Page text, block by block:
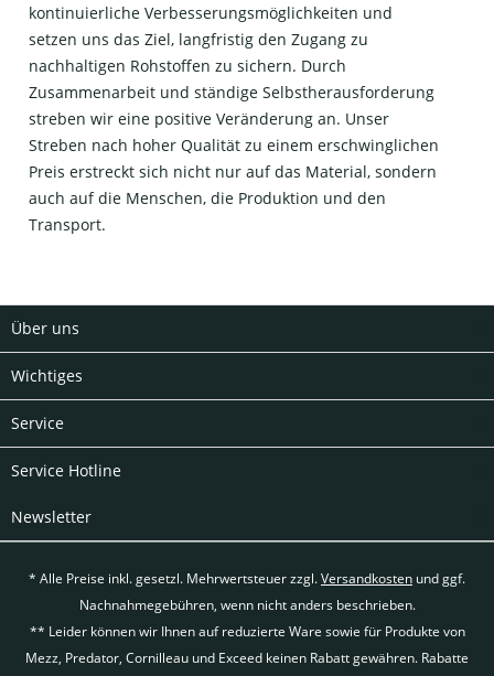
kontinuierliche Verbesserungsmöglichkeiten und
setzen uns das Ziel, langfristig den Zugang zu
nachhaltigen Rohstoffen zu sichern. Durch
Zusammenarbeit und ständige Selbstherausforderung
streben wir eine positive Veränderung an. Unser
Streben nach hoher Qualität zu einem erschwinglichen
Preis erstreckt sich nicht nur auf das Material, sondern
auch auf die Menschen, die Produktion und den
Transport.
Über uns
Wichtiges
Service
Service Hotline
Newsletter
* Alle Preise inkl. gesetzl. Mehrwertsteuer zzgl.Versandkosten und ggf.
Nachnahmegebühren, wenn nicht anders beschrieben.
** Leider können wir Ihnen auf reduzierte Ware sowie für Produkte von
Mezz, Predator, Cornilleau und Exceed keinen Rabatt gewähren. Rabatte